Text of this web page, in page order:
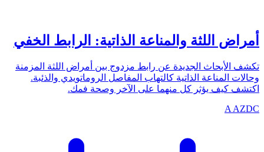
أمراض اللثة والمناعة الذاتية: الرابط الخفي
تكشف الأبحاث الجديدة عن رابط مزدوج بين أمراض اللثة المزمنة
وحالات المناعة الذاتية كالتهاب المفاصل الروماتويدي والذئبة.
اكتشف كيف يؤثر كل منهما على الآخر وصحة فمك.
A AZDC